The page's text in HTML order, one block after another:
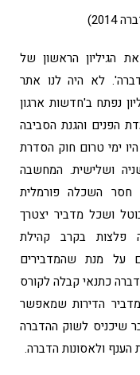
2015 פרסמנו את הגיליון הראשון של
לא היה לנו אתר
נפתח ב'חדשות ארגון
הפנים והגנת הסביבה
ימי טרום חוק הסדרת
ושלישית. המחשבה
השכלה פורמלית
ושכל מדביר יצטרך
פלצות בקרב קהילת
על מנת שהמדבירים
כתנאי קבלה לקורס
הדירות שמאפשר
שיכניס לשוק ההדברה
הענף ולאסונות הדברה.